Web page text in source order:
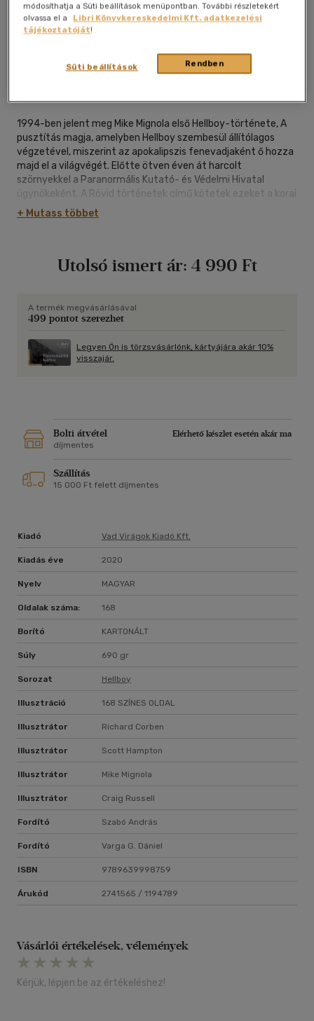
Kívánságlistához adom
1994-ben jelent meg Mike Mignola első Hellboy-története, A
pusztítás magja, amelyben Hellboy szembesül állítólagos
végzetével, miszerint az apokalipszis fenevadjaként ő hozza
majd el a világvégét. Előtte ötven éven át harcolt
szörnyekkel a Paranormális Kutató- és Védelmi Hivatal
ügynökeként. A Rövid történetek című kötetek ezeket a korai
kalandokat mutatják be.
A Rövid történetek harmadik kötete tartalmazza A hidra és
Viszlát, Tod úr!, A Vârcolac, A prágai vámpír, A pokol
+ Mutass többet
Utolsó ismert ár: 4 990 Ft
A termék megvásárlásával
499 pontot szerezhet
Legyen Ön is törzsvásárlónk, kártyájára akár 10%
visszajár.
Bolti átvétel
Elérhető készlet esetén akár ma
díjmentes
Szállítás
15 000 Ft felett díjmentes
Kiadó Vad Virágok Kiadó Kft.
Kiadás éve 2020
Nyelv MAGYAR
Oldalak száma: 168
Borító KARTONÁLT
Súly 690 gr
Sorozat Hellboy
Illusztráció 168 SZÍNES OLDAL
Illusztrátor Richard Corben
Illusztrátor Scott Hampton
Illusztrátor Mike Mignola
Illusztrátor Craig Russell
Fordító Szabó András
Fordító Varga G. Dániel
ISBN 9789639998759
Árukód 2741565 / 1194789
Vásárlói értékelések, vélemények
Kérjük, lépjen be az értékeléshez!
módosíthatja a Süti beállítások menüpontban. További részletekért
olvassa el a
Libri Könyvkereskedelmi Kft. adatkezelési
tájékoztatóját!
Rendben
Süti beállítások